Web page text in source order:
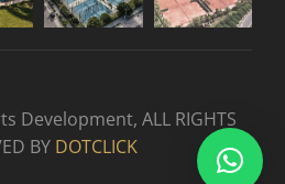
Development, ALL RIGHTS
BY DOTCLICK